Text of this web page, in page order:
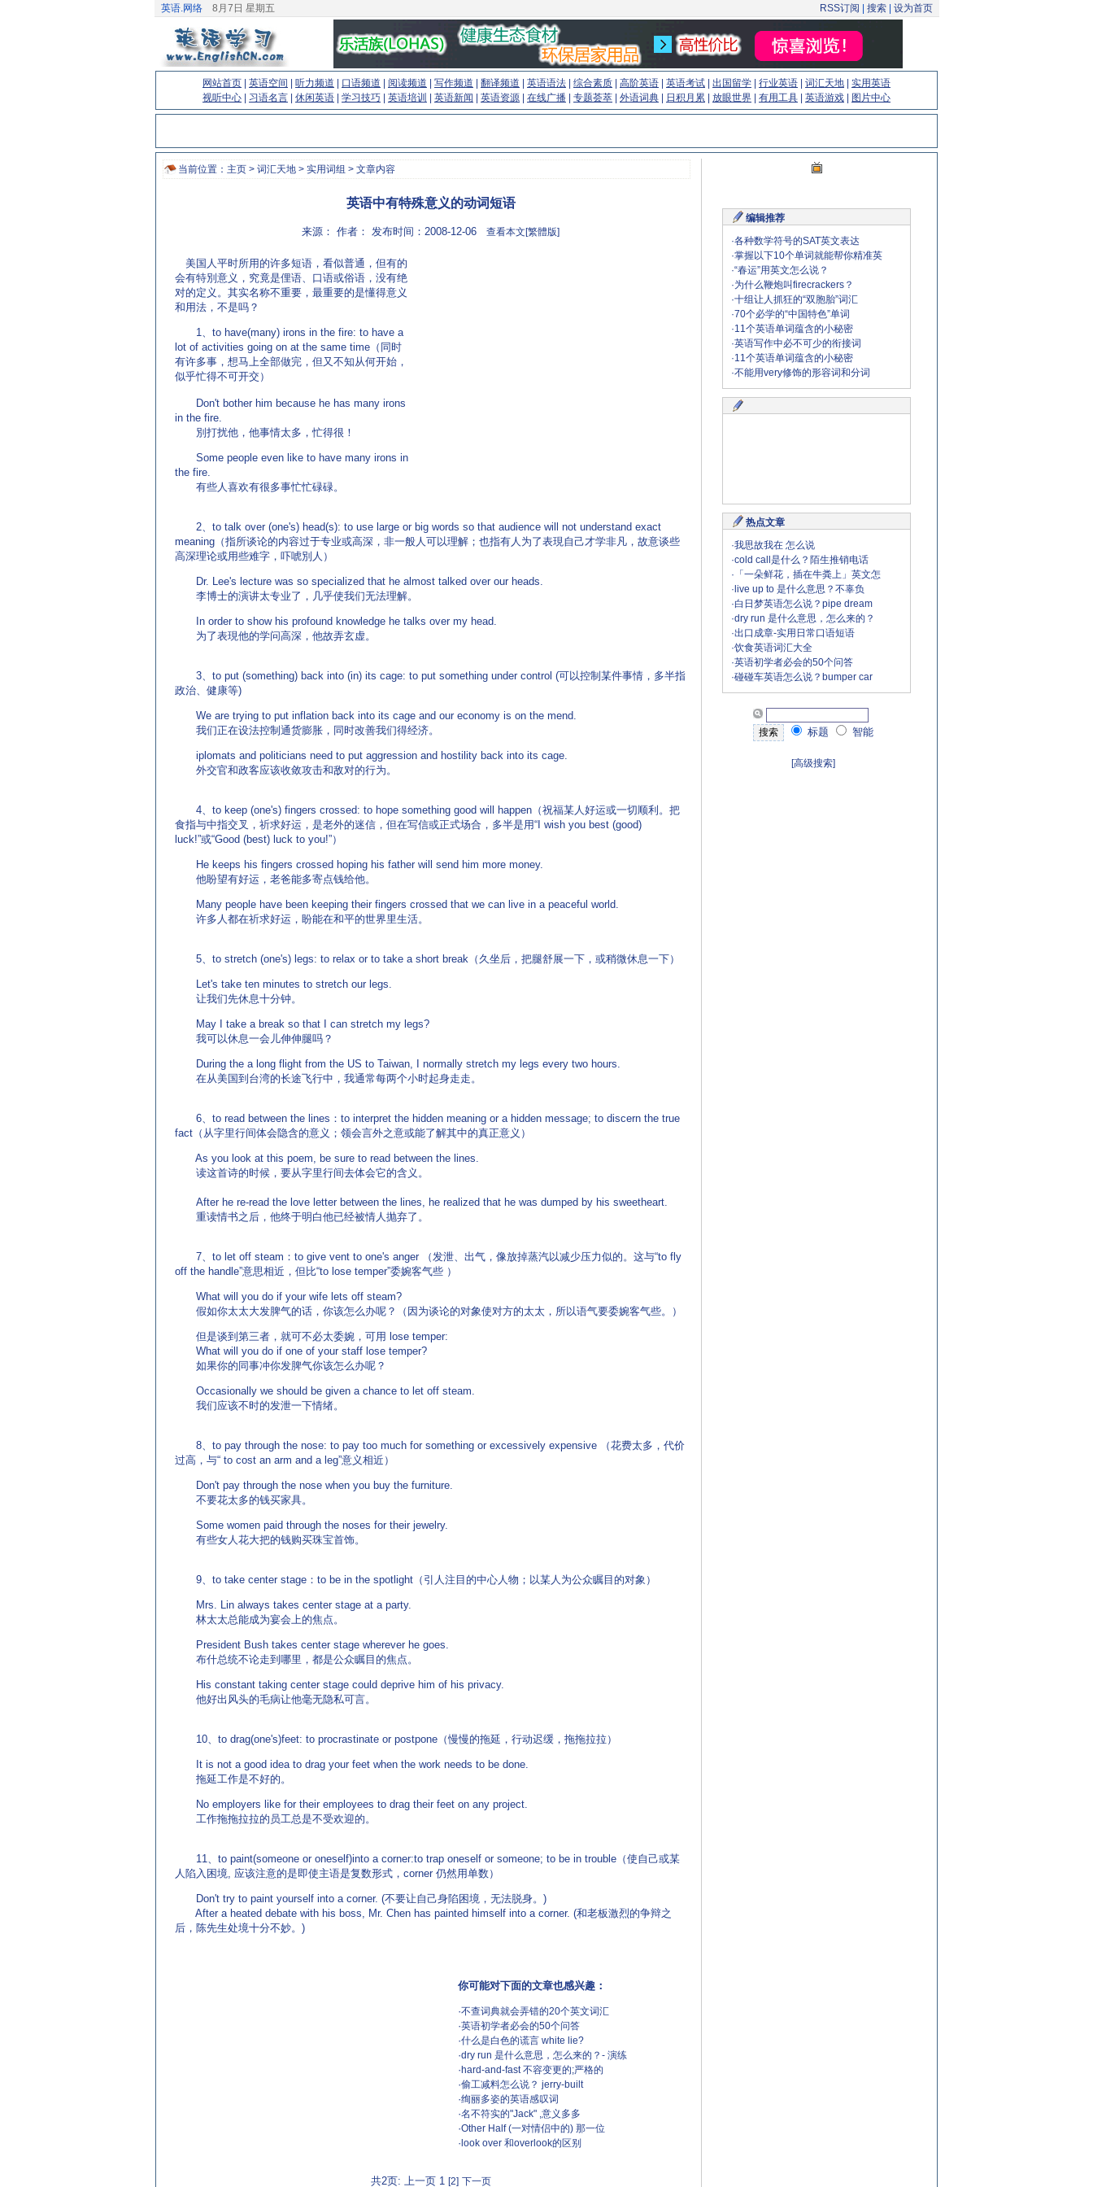
英语.网络 8月7日 星期五 RSS订阅 搜索 设为首页
网站首页 英语空间 听力频道 口语频道 阅读频道 写作频道 翻译频道 英语语法 综合素质 高阶英语 英语考试 出国留学 行业英语 词汇天地
实用英语
视听中心
习语名言 休闲英语 学习技巧 英语培训 英语新闻 英语资源 在线广播 专题荟萃 外语词典 日积月累 放眼世界 有用工具 英语游戏 图片中心
当前位置： 主页 > 词汇天地 > 实用词组 > 文章内容
英语中有特殊意义的动词短语
来源： 作者： 发布时间：2008-12-06 查看本文[繁體版]
美国人平时所用的许多短语，看似普通，但有的
会有特別意义，究竟是俚语、口语或俗语，没有绝
对的定义。其实名称不重要，最重要的是懂得意义
和用法，不是吗？
1、to have(many) irons in the fire: to have a
lot of activities going on at the same time（同时
有许多事，想马上全部做完，但又不知从何开始，
似乎忙得不可开交）
Don't bother him because he has many irons
in the fire.
別打扰他，他事情太多，忙得很！
Some people even like to have many irons in
the fire.
有些人喜欢有很多事忙忙碌碌。
2、to talk over (one's) head(s): to use large or big words so that audience will not understand exact
meaning（指所谈论的内容过于专业或高深，非一般人可以理解；也指有人为了表現自己才学非凡，故意谈些
高深理论或用些难字，吓唬別人）
Dr. Lee's lecture was so specialized that he almost talked over our heads.
李博士的演讲太专业了，几乎使我们无法理解。
In order to show his profound knowledge he talks over my head.
为了表現他的学问高深，他故弄玄虚。
3、to put (something) back into (in) its cage: to put something under control (可以控制某件事情，多半指
政治、健康等)
We are trying to put inflation back into its cage and our economy is on the mend.
我们正在设法控制通货膨胀，同时改善我们得经济。
iplomats and politicians need to put aggression and hostility back into its cage.
外交官和政客应该收敛攻击和敌对的行为。
4、to keep (one's) fingers crossed: to hope something good will happen（祝福某人好运或一切顺利。把
食指与中指交叉，祈求好运，是老外的迷信，但在写信或正式场合，多半是用“I wish you best (good)
luck!”或“Good (best) luck to you!”）
He keeps his fingers crossed hoping his father will send him more money.
他盼望有好运，老爸能多寄点钱给他。
Many people have been keeping their fingers crossed that we can live in a peaceful world.
许多人都在祈求好运，盼能在和平的世界里生活。
5、to stretch (one's) legs: to relax or to take a short break（久坐后，把腿舒展一下，或稍微休息一下）
Let's take ten minutes to stretch our legs.
让我们先休息十分钟。
May I take a break so that I can stretch my legs?
我可以休息一会儿伸伸腿吗？
During the a long flight from the US to Taiwan, I normally stretch my legs every two hours.
在从美国到台湾的长途飞行中，我通常每两个小时起身走走。
6、to read between the lines：to interpret the hidden meaning or a hidden message; to discern the true
fact（从字里行间体会隐含的意义；领会言外之意或能了解其中的真正意义）
As you look at this poem, be sure to read between the lines.
读这首诗的时候，要从字里行间去体会它的含义。
After he re-read the love letter between the lines, he realized that he was dumped by his sweetheart.
重读情书之后，他终于明白他已经被情人抛弃了。
7、to let off steam：to give vent to one's anger （发泄、出气，像放掉蒸汽以减少压力似的。这与“to fly
off the handle”意思相近，但比“to lose temper”委婉客气些 ）
What will you do if your wife lets off steam?
假如你太太大发脾气的话，你该怎么办呢？（因为谈论的对象使对方的太太，所以语气要委婉客气些。）
但是谈到第三者，就可不必太委婉，可用 lose temper:
What will you do if one of your staff lose temper?
如果你的同事冲你发脾气你该怎么办呢？
Occasionally we should be given a chance to let off steam.
我们应该不时的发泄一下情绪。
8、to pay through the nose: to pay too much for something or excessively expensive （花费太多，代价
过高，与“ to cost an arm and a leg”意义相近）
Don't pay through the nose when you buy the furniture.
不要花太多的钱买家具。
Some women paid through the noses for their jewelry.
有些女人花大把的钱购买珠宝首饰。
9、to take center stage：to be in the spotlight（引人注目的中心人物；以某人为公众瞩目的对象）
Mrs. Lin always takes center stage at a party.
林太太总能成为宴会上的焦点。
President Bush takes center stage wherever he goes.
布什总统不论走到哪里，都是公众瞩目的焦点。
His constant taking center stage could deprive him of his privacy.
他好出风头的毛病让他毫无隐私可言。
10、to drag(one's)feet: to procrastinate or postpone（慢慢的拖延，行动迟缓，拖拖拉拉）
It is not a good idea to drag your feet when the work needs to be done.
拖延工作是不好的。
No employers like for their employees to drag their feet on any project.
工作拖拖拉拉的员工总是不受欢迎的。
11、to paint(someone or oneself)into a corner:to trap oneself or someone; to be in trouble（使自己或某
人陷入困境, 应该注意的是即使主语是复数形式，corner 仍然用单数）
Don't try to paint yourself into a corner. (不要让自己身陷困境，无法脱身。)
After a heated debate with his boss, Mr. Chen has painted himself into a corner. (和老板激烈的争辩之
后，陈先生处境十分不妙。)
你可能对下面的文章也感兴趣：
·不查词典就会弄错的20个英文词汇
·英语初学者必会的50个问答
·什么是白色的谎言 white lie?
·dry run 是什么意思，怎么来的？- 演练
· hard-and-fast 不容变更的;严格的
·偷工减料怎么说？ jerry-built
·绚丽多姿的英语感叹词
·名不符实的"Jack" ,意义多多
·Other Half (一对情侣中的) 那一位
· look over 和overlook的区别
共2页: 上一页 1 [2] 下一页
编辑推荐
·各种数学符号的SAT英文表达
·掌握以下10个单词就能帮你精准英
·“春运”用英文怎么说？
·为什么鞭炮叫firecrackers？
·十组让人抓狂的“双胞胎”词汇
·70个必学的“中国特色”单词
·11个英语单词蕴含的小秘密
·英语写作中必不可少的衔接词
·11个英语单词蕴含的小秘密
·不能用very修饰的形容词和分词
热点文章
·我思故我在 怎么说
·cold call是什么？陌生推销电话
· 「一朵鲜花，插在牛粪上」英文怎
· live up to 是什么意思？不辜负
·白日梦英语怎么说？pipe dream
·dry run 是什么意思，怎么来的？
·出口成章-实用日常口语短语
·饮食英语词汇大全
·英语初学者必会的50个问答
·碰碰车英语怎么说？bumper car
标题 智能
[高级搜索]